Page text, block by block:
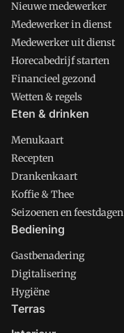
Nieuwe medewerker
Medewerker in dienst
Medewerker uit dienst
Horecabedrijf starten
Financieel gezond
Wetten & regels
Eten & drinken
Menukaart
Recepten
Drankenkaart
Koffie & Thee
Seizoenen en feestdagen
Bediening
Gastbenadering
Digitalisering
Hygiëne
Terras